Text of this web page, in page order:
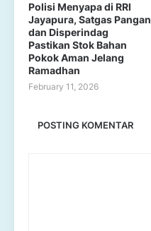
Polisi Menyapa di RRI
Jayapura, Satgas Pangan
dan Disperindag
Pastikan Stok Bahan
Pokok Aman Jelang
Ramadhan
February 11, 2026
POSTING KOMENTAR